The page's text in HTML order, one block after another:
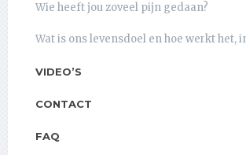
Wie heeft jou zoveel pijn gedaan?
Wat is ons levensdoel en hoe werkt het,
VIDEO’S
CONTACT
FAQ